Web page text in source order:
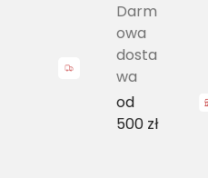
Darm
owa
dosta
wa
od
500 zł